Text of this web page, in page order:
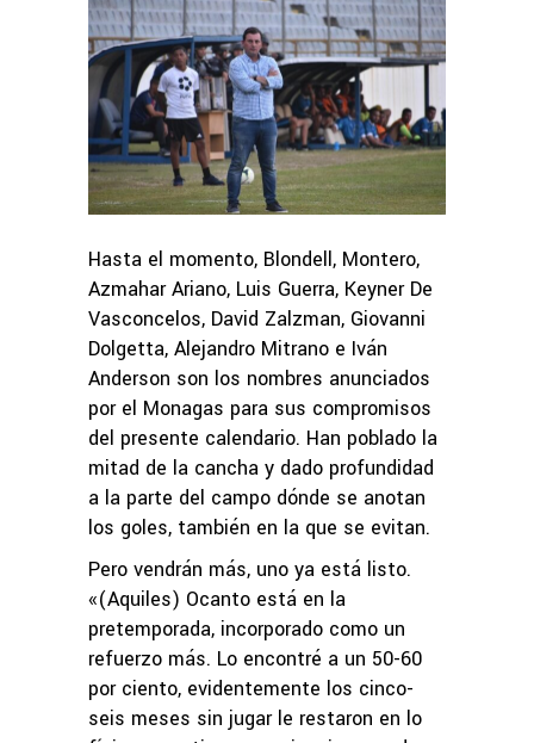
Hasta el momento, Blondell, Montero,
Azmahar Ariano, Luis Guerra, Keyner De
Vasconcelos, David Zalzman, Giovanni
Dolgetta, Alejandro Mitrano e Iván
Anderson son los nombres anunciados
por el Monagas para sus compromisos
del presente calendario. Han poblado la
mitad de la cancha y dado profundidad
a la parte del campo dónde se anotan
los goles, también en la que se evitan.
Pero vendrán más, uno ya está listo.
«(Aquiles) Ocanto está en la
pretemporada, incorporado como un
refuerzo más. Lo encontré a un 50-60
por ciento, evidentemente los cinco-
seis meses sin jugar le restaron en lo